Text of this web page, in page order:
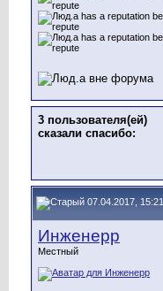
3 пользователя(ей)
сказали cпасибо:
07.04.2017, 15:21
Инженерр
Местный